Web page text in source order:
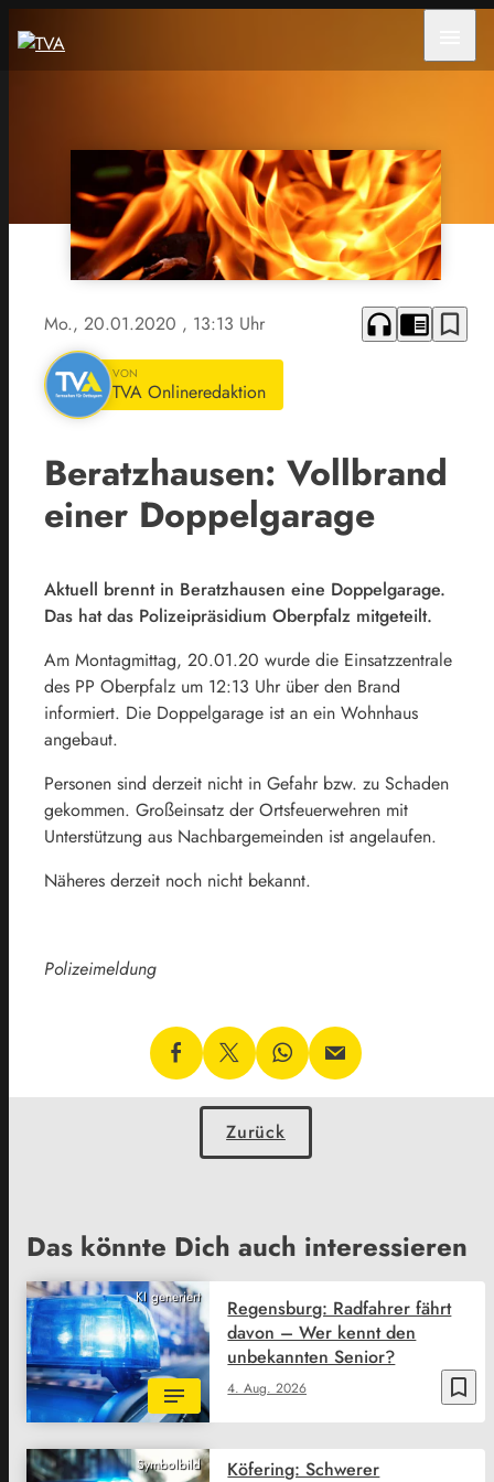
Mo., 20.01.2020 , 13:13 Uhr headphones chrome_reader_mode bookmark_border
VON
TVA Onlineredaktion
Beratzhausen: Vollbrand
einer Doppelgarage
Aktuell brennt in Beratzhausen eine Doppelgarage.
Das hat das Polizeipräsidium Oberpfalz mitgeteilt.
Am Montagmittag, 20.01.20 wurde die Einsatzzentrale
des PP Oberpfalz um 12:13 Uhr über den Brand
informiert. Die Doppelgarage ist an ein Wohnhaus
angebaut.
Personen sind derzeit nicht in Gefahr bzw. zu Schaden
gekommen. Großeinsatz der Ortsfeuerwehren mit
Unterstützung aus Nachbargemeinden ist angelaufen.
Näheres derzeit noch nicht bekannt.
Polizeimeldung
Zurück
Das könnte Dich auch interessieren
KI generiert
bookmark_border
4. Aug. 2026
Regensburg: Radfahrer fährt
davon – Wer kennt den
unbekannten Senior?
Symbolbild
Köfering: Schwerer